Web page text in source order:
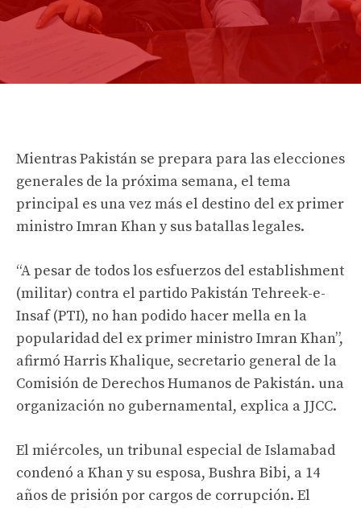
Mientras Pakistán se prepara para las elecciones
generales de la próxima semana, el tema
principal es una vez más el destino del ex primer
ministro Imran Khan y sus batallas legales.
“A pesar de todos los esfuerzos del establishment
(militar) contra el partido Pakistán Tehreek-e-
Insaf (PTI), no han podido hacer mella en la
popularidad del ex primer ministro Imran Khan”,
afirmó Harris Khalique, secretario general de la
Comisión de Derechos Humanos de Pakistán. una
organización no gubernamental, explica a JJCC.
El miércoles, un tribunal especial de Islamabad
condenó a Khan y su esposa, Bushra Bibi, a 14
años de prisión por cargos de corrupción. El